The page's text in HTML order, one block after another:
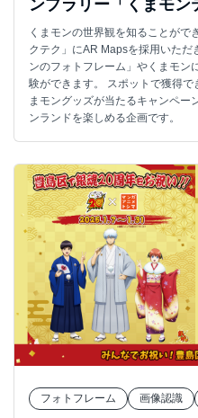
ンプラリー「くまモン
くまモンの世界観を知ることがで
クテク」にAR Mapsを採用いただ
ンのフォトフレーム」やくまモン
験ができます。 スポットで獲得で
まモングッズが当たるキャンペー
ンランドを楽しめる企画です。
フォトフレーム 画像認識